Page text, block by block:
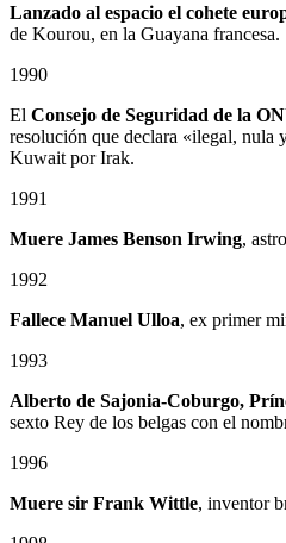
Lanzado al espacio el cohete
de Kourou, en la Guayana francesa.
1990
El Consejo de Seguridad de la
resolución que declara «ilegal, nula
Kuwait por Irak.
1991
Muere James Benson Irwing,
1992
Fallece Manuel Ulloa, ex primer
1993
Alberto de Sajonia-Coburgo,
sexto Rey de los belgas con el
1996
Muere sir Frank Wittle, inventor